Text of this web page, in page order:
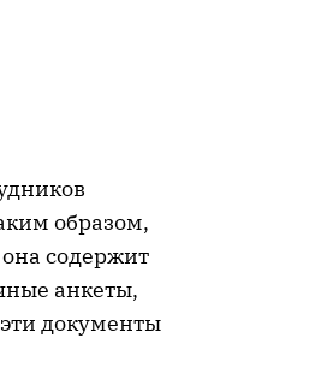
образом,
содержит
анкеты,
документы